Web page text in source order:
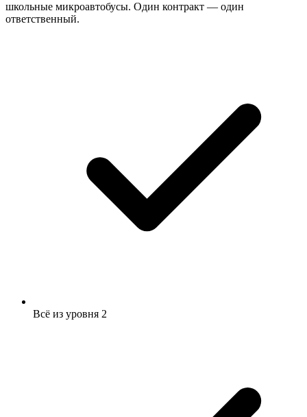
школьные микроавтобусы. Один контракт — один
ответственный.
Всё из уровня 2